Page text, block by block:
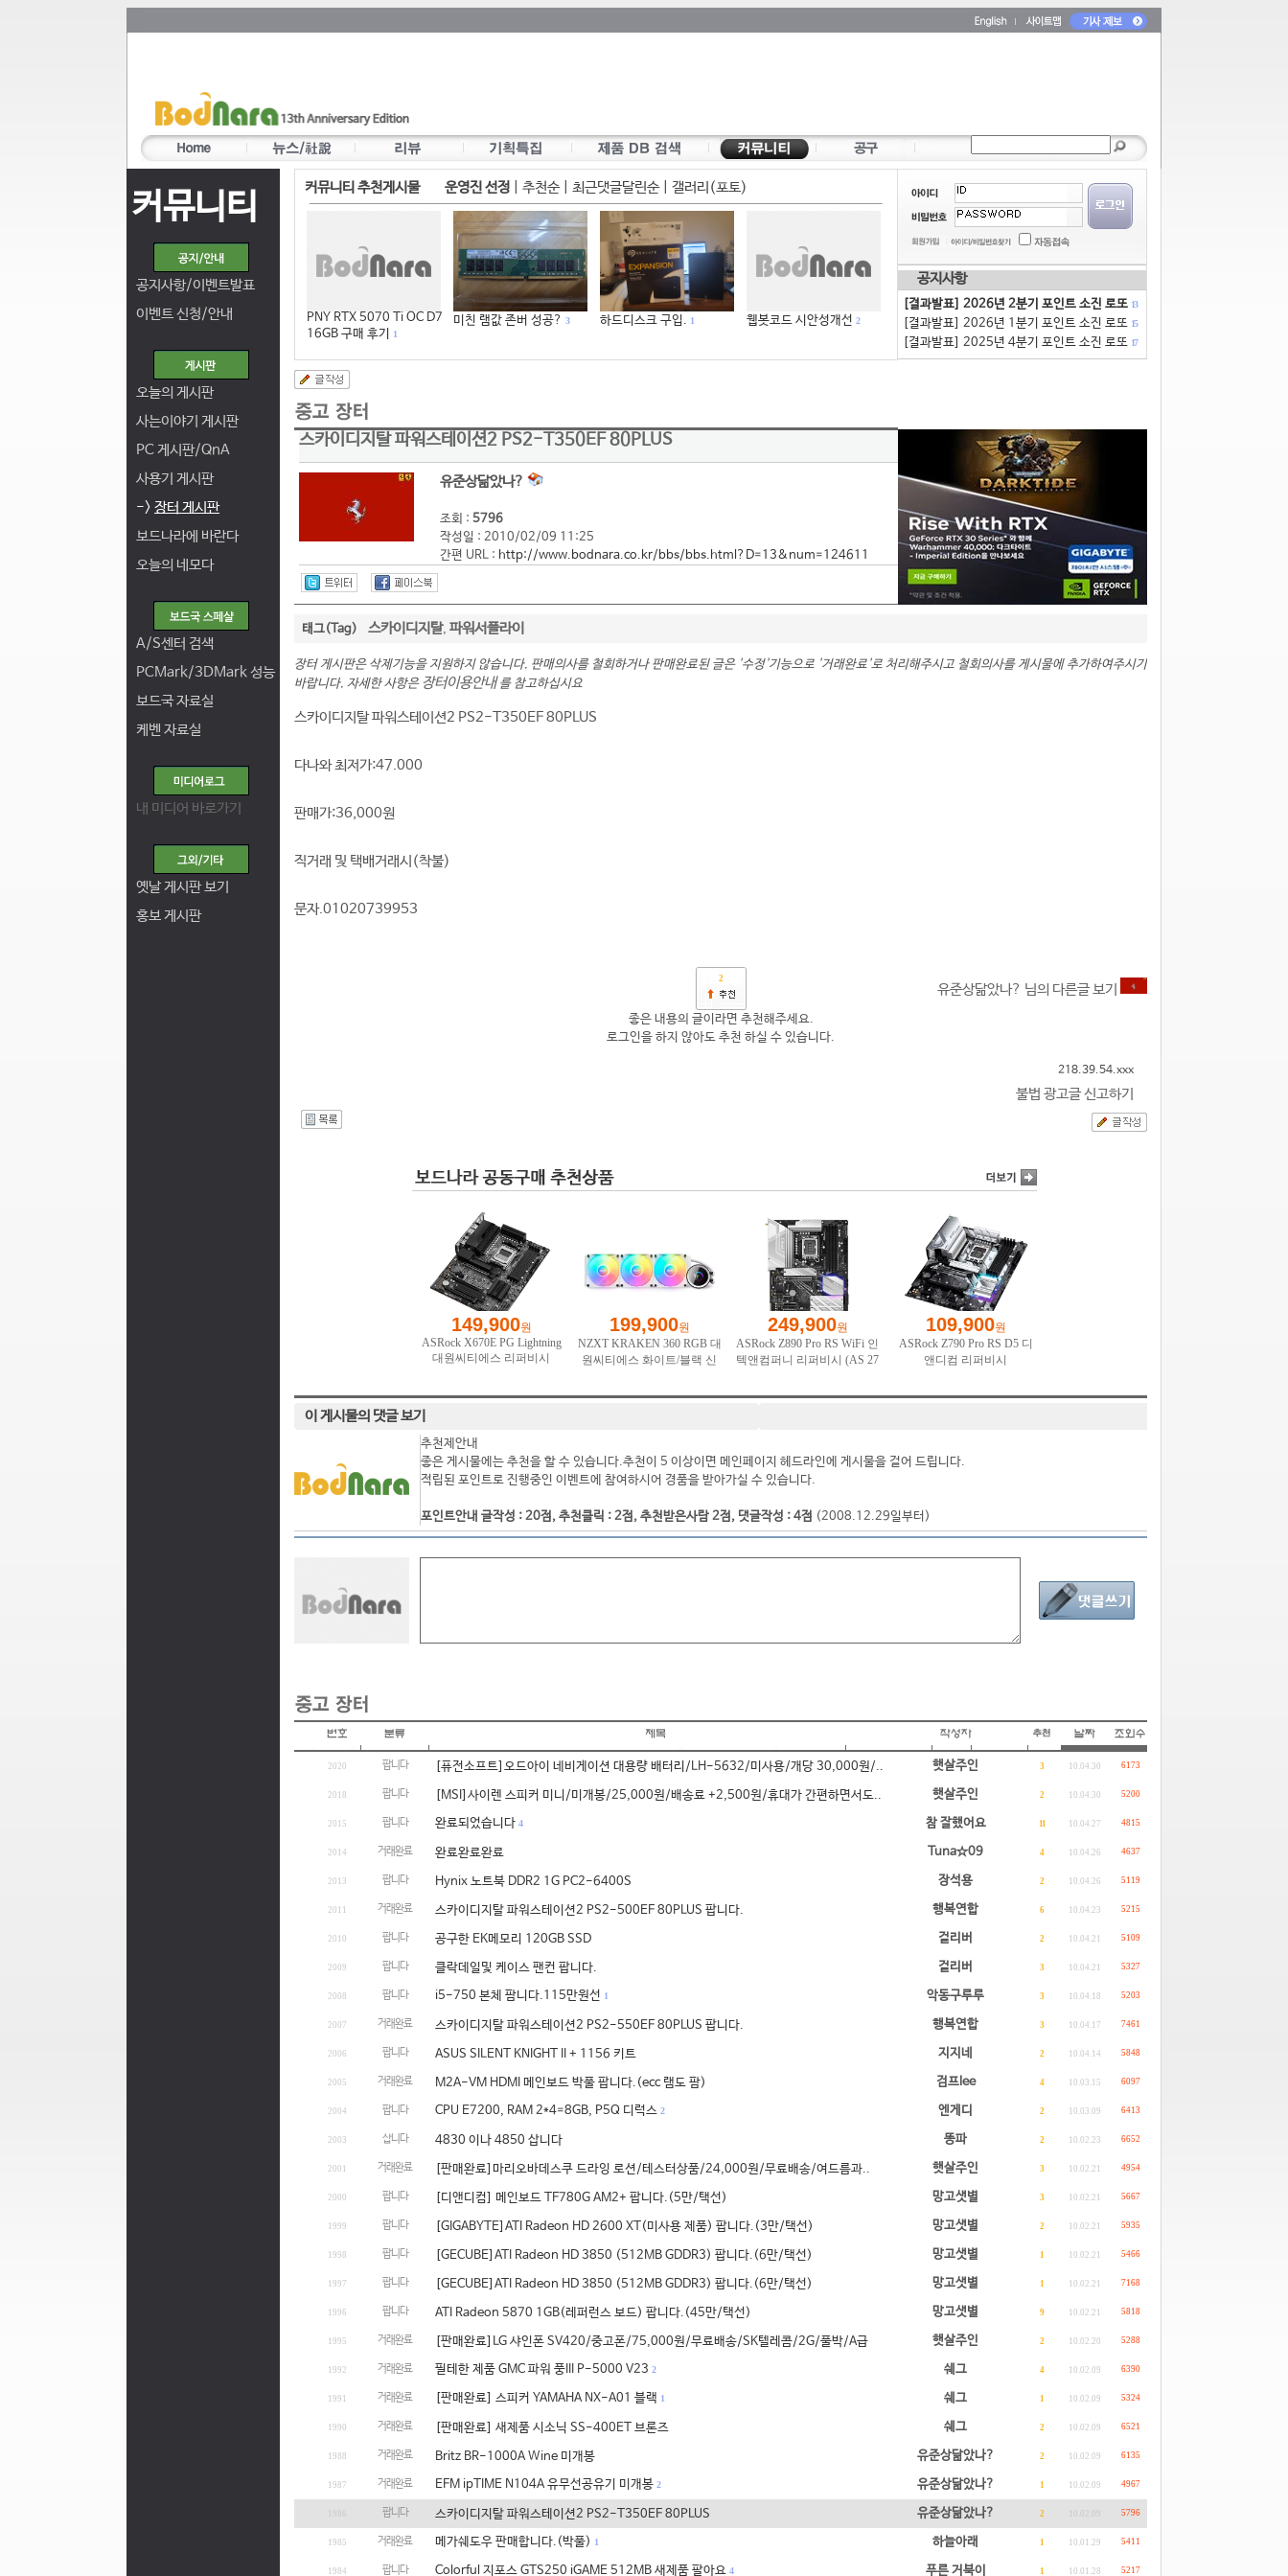
커뮤니티
공지사항/이벤트발표
이벤트 신청/안내
오늘의 게시판
사는이야기 게시판
PC 게시판/QnA
사용기 게시판
-> 장터 게시판
보드나라에 바란다
오늘의 네모다
A/S센터 검색
PCMark/3DMark 성능
보드국 자료실
케벤 자료실
내 미디어 바로가기
옛날 게시판 보기
홍보 게시판
커뮤니티 추천게시물 운영진 선정 추천순| 최근댓글달린순| 갤러리(포토)
PNY RTX 5070 Ti OC D7
16GB 구매 후기
1
미친 램값 존버 성공? 3 하드디스크 구입. 1 웹봇코드 시안성개선 2
공지사항
[결과발표] 2026년 2분기 포인트 소진 로또 13
[결과발표] 2026년 1분기 포인트 소진 로또 15
[결과발표] 2025년 4분기 포인트 소진 로또 17
스카이디지탈 파워스테이션2 PS2-T350EF 80PLUS
유준상닮았나?
조회 : 5796
작성일 : 2010/02/09 11:25
간편 URL : http://www.bodnara.co.kr/bbs/bbs.html?D=13&num=124611
태그(Tag) 스카이디지탈, 파워서플라이
장터 게시판은 삭제기능을 지원하지 않습니다. 판매의사를 철회하거나 판매완료된 글은 '수정'기능으로 '거래완료'로 처리해주시고 철회의사를 게시물에 추가하여주시기
바랍니다. 자세한 사항은 장터이용안내를 참고하십시요
스카이디지탈 파워스테이션2 PS2-T350EF 80PLUS
다나와 최저가:47.000
판매가:36,000원
직거래 및 택배거래시(착불)
문자.01020739953
2
유준상닮았나? 님의 다른글 보기
좋은 내용의 글이라면 추천해주세요.
로그인을 하지 않아도 추천 하실 수 있습니다.
218.39.54.xxx
불법 광고글 신고하기
이 게시물의 댓글 보기
추천제안내
좋은 게시물에는 추천을 할 수 있습니다.추천이 5 이상이면 메인페이지 헤드라인에 게시물을 걸어 드립니다.
적립된 포인트로 진행중인 이벤트에 참여하시어 경품을 받아가실 수 있습니다.
포인트안내 글작성 : 20점, 추천클릭 : 2점, 추천받은사람 2점, 댓글작성 : 4점 (2008.12.29일부터)
2020 팝니다 [퓨전소프트]오드아이 네비게이션 대용량 배터리/LH-5632/미사용/개당 30,000원/.. 햇살주인 3 10.04.30 6173
2018 팝니다 [MSI]사이렌 스피커 미니/미개봉/25,000원/배송료 +2,500원/휴대가 간편하면서도.. 햇살주인 2 10.04.30 5200
2015 팝니다 완료되었습니다 4 참 잘했어요 11 10.04.27 4815
2014 거래완료 완료완료완료 Tuna☆09 4 10.04.26 4637
2013 팝니다 Hynix 노트북 DDR2 1G PC2-6400S 장석용 2 10.04.26 5119
2011 거래완료 스카이디지탈 파워스테이션2 PS2-500EF 80PLUS 팝니다. 행복연합 6 10.04.23 5215
2010 팝니다 공구한 EK메모리 120GB SSD 걸리버 2 10.04.21 5109
2009 팝니다 클락데일및 케이스 팬컨 팝니다. 걸리버 3 10.04.21 5327
2008 팝니다 i5-750 본체 팜니다.115만원선 1 악동구루루 3 10.04.18 5203
2007 거래완료 스카이디지탈 파워스테이션2 PS2-550EF 80PLUS 팝니다. 행복연합 3 10.04.17 7461
2006 팝니다 ASUS SILENT KNIGHT II + 1156 키트 지지네 2 10.04.14 5848
2005 거래완료 M2A-VM HDMI 메인보드 박풀 팝니다.(ecc 램도 팜) 검프lee 4 10.03.15 6097
2004 팝니다 CPU E7200, RAM 2*4=8GB, P5Q 디럭스 2 엔게디 2 10.03.09 6413
2003 삽니다 4830 이나 4850 삽니다 똥파 2 10.02.23 6652
2001 거래완료 [판매완료]마리오바데스쿠 드라잉 로션/테스터상품/24,000원/무료배송/여드름과.. 햇살주인 3 10.02.21 4954
2000 팝니다 [디앤디컴] 메인보드 TF780G AM2+ 팝니다.(5만/택선) 망고샛별 3 10.02.21 5667
1999 팝니다 [GIGABYTE]ATI Radeon HD 2600 XT(미사용 제품) 팝니다.(3만/택선) 망고샛별 2 10.02.21 5935
1998 팝니다 [GECUBE]ATI Radeon HD 3850 (512MB GDDR3) 팝니다.(6만/택선) 망고샛별 1 10.02.21 5466
1997 팝니다 [GECUBE]ATI Radeon HD 3850 (512MB GDDR3) 팝니다.(6만/택선) 망고샛별 1 10.02.21 7168
1996 팝니다 ATI Radeon 5870 1GB(레퍼런스 보드) 팝니다.(45만/택선) 망고샛별 9 10.02.21 5818
1995 거래완료 [판매완료]LG 샤인폰 SV420/중고폰/75,000원/무료배송/SK텔레콤/2G/풀박/A급 햇살주인 2 10.02.20 5288
1992 거래완료 필테한 제품 GMC 파워 풍III P-5000 V23 2 쉐그 4 10.02.09 6390
1991 거래완료 [판매완료] 스피커 YAMAHA NX-A01 블랙 1 쉐그 1 10.02.09 5324
1990 거래완료 [판매완료] 새제품 시소닉 SS-400ET 브론즈 쉐그 2 10.02.09 6521
1988 거래완료 Britz BR-1000A Wine 미개봉 유준상닮았나? 2 10.02.09 6135
1987 거래완료 EFM ipTIME N104A 유무선공유기 미개봉 2 유준상닮았나? 1 10.02.09 4967
팝니다 스카이디지탈 파워스테이션2 PS2-T350EF 80PLUS 유준상닮았나? 2 5796
1985 거래완료 메가쉐도우 판매합니다.(박풀) 1 하늘아래 1 10.01.29 5411
1984 팝니다 Colorful 지포스 GTS250 iGAME 512MB 새제품 팔아요 4 푸른 거북이 1 10.01.28 5217